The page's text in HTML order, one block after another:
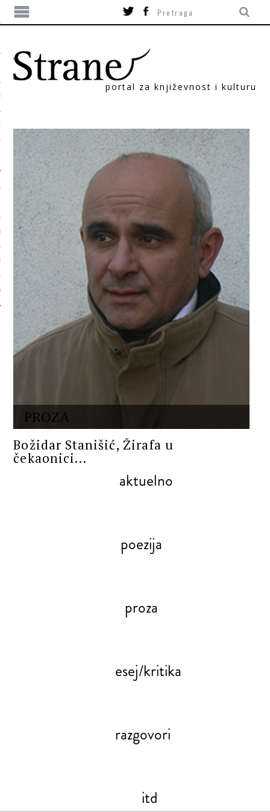
portal za književnost i kulturu
PROZA
Božidar Stanišić, Žirafa u
čekaonici...
aktuelno
poezija
proza
esej/kritika
razgovori
itd